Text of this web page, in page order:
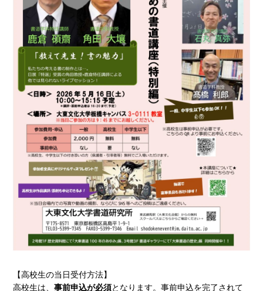
【高校生の当日受付方法】
高校生は、事前申込が必須となります。事前申込を完了されて